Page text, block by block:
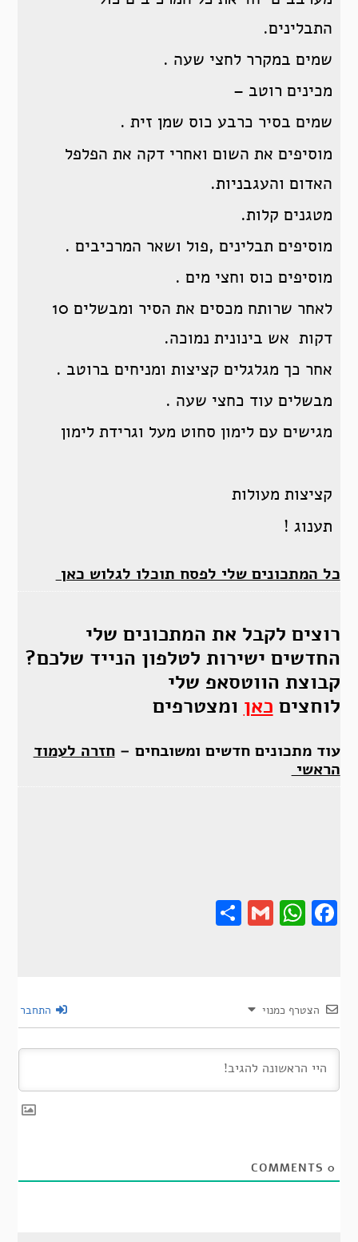
התבלינים.
שמים במקרר לחצי שעה .
מכינים רוטב –
שמים בסיר כרבע כוס שמן זית .
מוסיפים את השום ואחרי דקה את הפלפל
האדום והעגבניות.
מטגנים קלות.
מוסיפים תבלינים ,פול ושאר המרכיבים .
מוסיפים כוס וחצי מים .
לאחר שרותח מכסים את הסיר ומבשלים 10
דקות אש בינונית נמוכה.
אחר כך מגלגלים קציצות ומניחים ברוטב .
מבשלים עוד כחצי שעה .
מגישים עם לימון סחוט מעל וגרידת לימון
קציצות מעולות
תענוג !
כל המתכונים שלי לפסח תוכלו לגלוש כאן
רוצים לקבל את המתכונים שלי
החדשים ישירות לטלפון הנייד שלכם?
קבוצת הווטסאפ שלי
לוחצים כאן ומצטרפים
עוד מתכונים חדשים ומשובחים –חזרה לעמוד
הראשי
Gmail
Share
הצטרף כמנוי התחבר
0